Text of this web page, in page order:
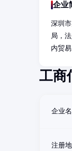
企业
深圳
局，
内贸
工商
企业
注册